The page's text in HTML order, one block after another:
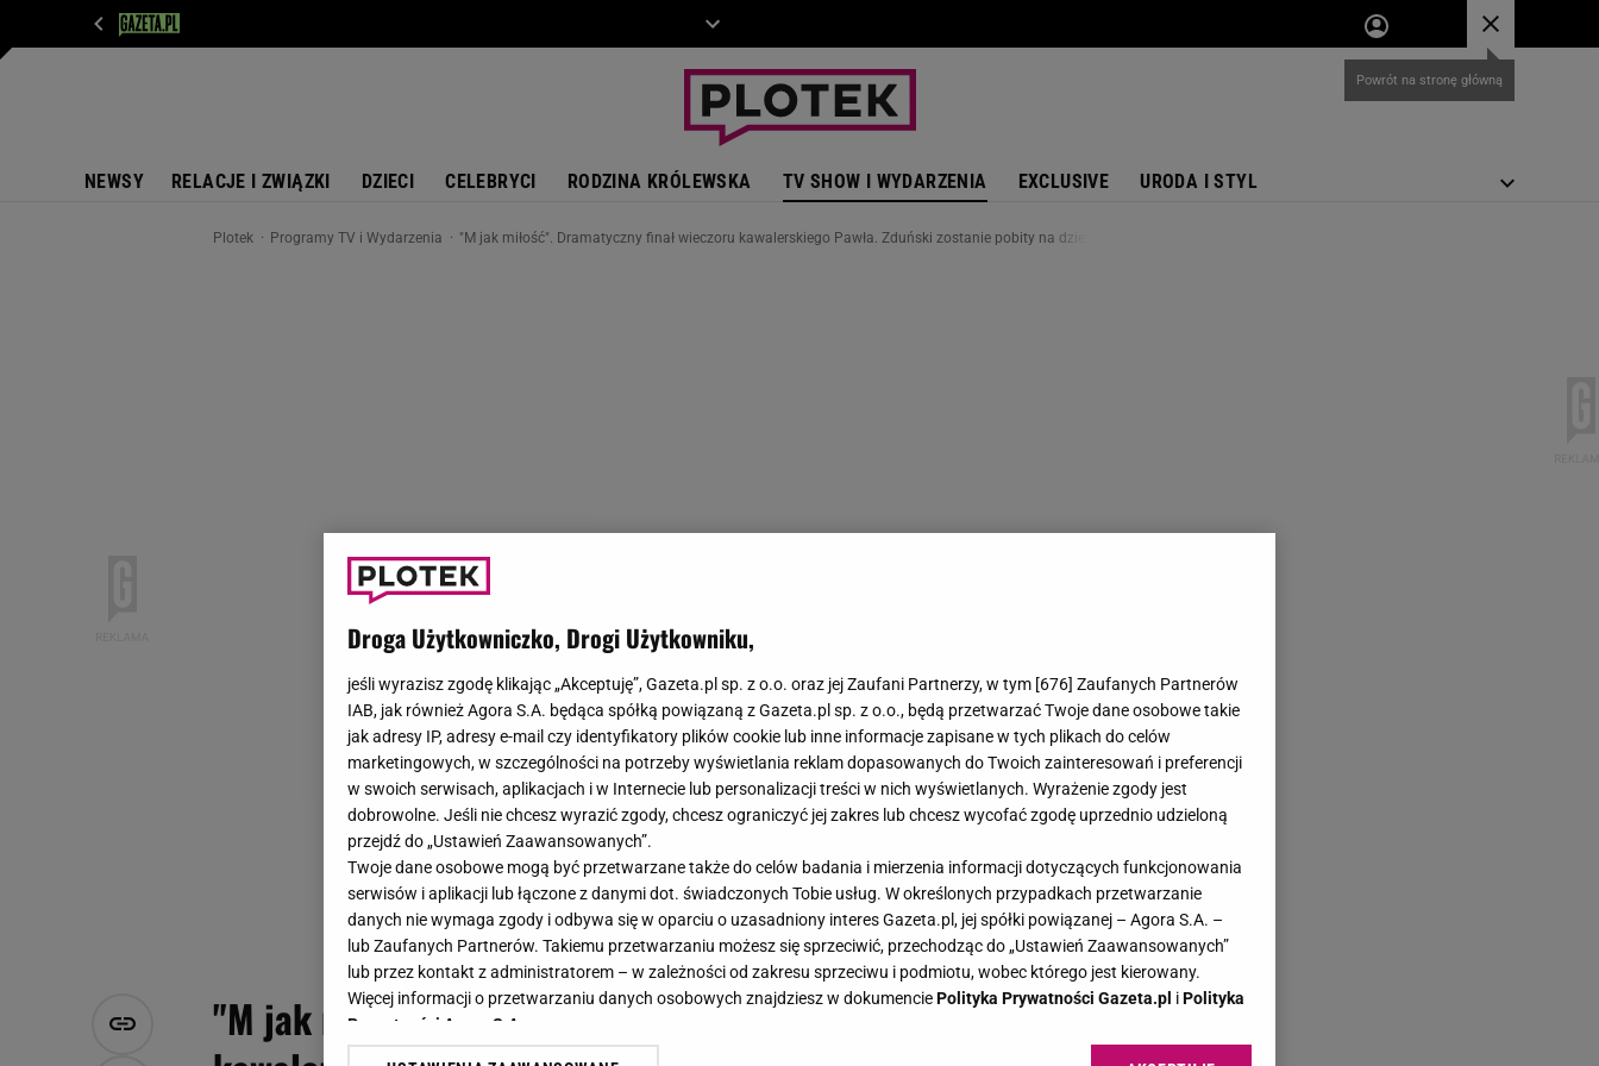
NEWSY RELACJE I ZWIĄZKI DZIECI CELEBRYCI RODZINA KRÓLEWSKA TV SHOW I WYDARZENIA EXCLUSIVE URODA I STYL
Plotek Programy TV i Wydarzenia "M jak miłość". Dramatyczny finał wieczoru kawalerskiego Pawła. Zduński zostanie pobity na dzień przed ślubem
"M jak miłość". Dramatyczny finał wieczoru
Droga Użytkowniczko, Drogi Użytkowniku,
jeśli wyrazisz zgodę klikając „Akceptuję”, Gazeta.pl sp. z o.o. oraz jej Zaufani Partnerzy, w tym [676] Zaufanych Partnerów
IAB, jak również Agora S.A. będąca spółką powiązaną z Gazeta.pl sp. z o.o., będą przetwarzać Twoje dane osobowe takie
jak adresy IP, adresy e-mail czy identyfikatory plików cookie lub inne informacje zapisane w tych plikach do celów
marketingowych, w szczególności na potrzeby wyświetlania reklam dopasowanych do Twoich zainteresowań i preferencji
w swoich serwisach, aplikacjach i w Internecie lub personalizacji treści w nich wyświetlanych. Wyrażenie zgody jest
dobrowolne. Jeśli nie chcesz wyrazić zgody, chcesz ograniczyć jej zakres lub chcesz wycofać zgodę uprzednio udzieloną
przejdź do „Ustawień Zaawansowanych”.
Twoje dane osobowe mogą być przetwarzane także do celów badania i mierzenia informacji dotyczących funkcjonowania
serwisów i aplikacji lub łączone z danymi dot. świadczonych Tobie usług. W określonych przypadkach przetwarzanie
danych nie wymaga zgody i odbywa się w oparciu o uzasadniony interes Gazeta.pl, jej spółki powiązanej – Agora S.A. –
lub Zaufanych Partnerów. Takiemu przetwarzaniu możesz się sprzeciwić, przechodząc do „Ustawień Zaawansowanych”
lub przez kontakt z administratorem – w zależności od zakresu sprzeciwu i podmiotu, wobec którego jest kierowany.
Więcej informacji o przetwarzaniu danych osobowych znajdziesz w dokumenciePolityka Prywatności Gazeta.pl iPolityka
Prywatności Agora S.A.